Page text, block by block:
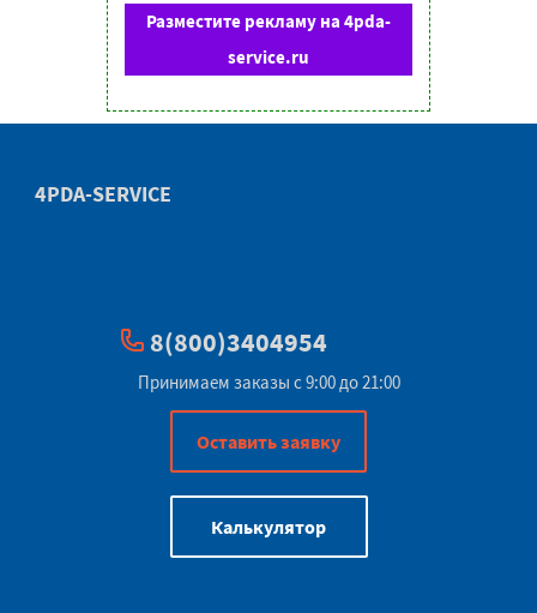
Разместите рекламу на 4pda-
service.ru
4PDA-SERVICE
8(800)3404954
Принимаем заказы с 9:00 до 21:00
Оставить заявку
Калькулятор